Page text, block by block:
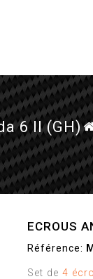
6 II (GH)
ECROUS
Référence:
Set de 4